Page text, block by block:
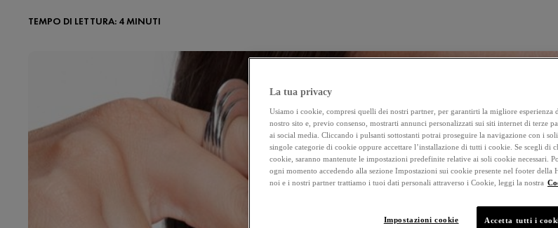
TEMPO DI LETTURA: 4 MINUTI
La tua privacy
Usiamo i cookie, compresi quelli dei nostri partner, per garantirti la migliore esperienza
nostro sito e, previo consenso, mostrarti annunci personalizzati sui siti internet di terze
ai social media. Cliccando i pulsanti sottostanti potrai proseguire la navigazione con i
singole categorie di cookie oppure accettare l’installazione di tutti i cookie. Se scegli di
cookie, saranno mantenute le impostazioni predefinite relative ai soli cookie necessari.
ogni momento accedendo alla sezione Impostazioni sui cookie presente nel footer della
noi e i nostri partner trattiamo i tuoi dati personali attraverso i Cookie, leggi la nostra
Impostazioni cookie Accetta tutti i